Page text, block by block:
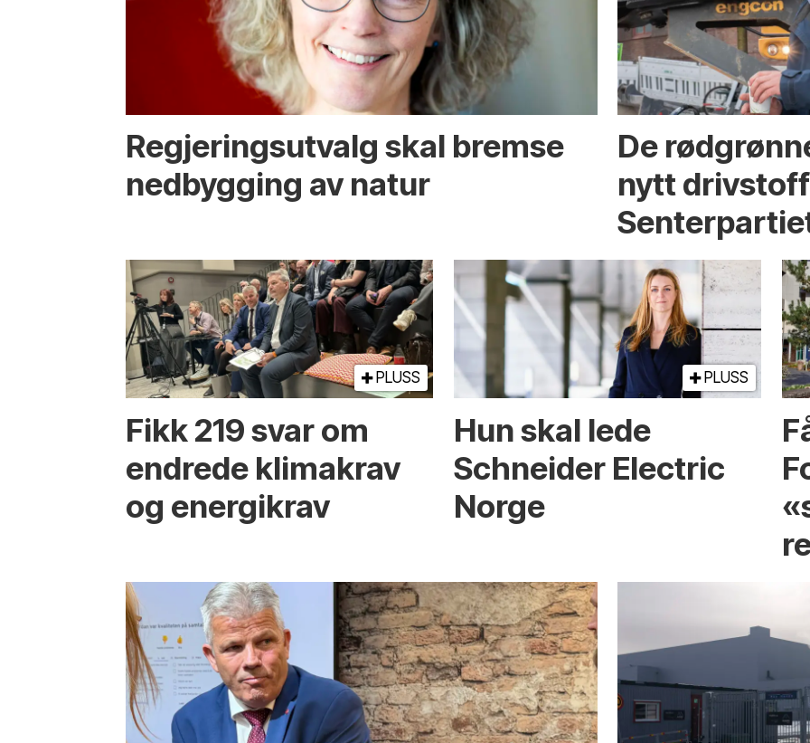
Regjerings­utvalg skal bremse
ned­bygging av natur
De
nytt
PLUSS
Fikk 219 svar om
endrede klimakrav
og energikrav
PLUSS
Hun skal lede
Schneider Electric
Norge